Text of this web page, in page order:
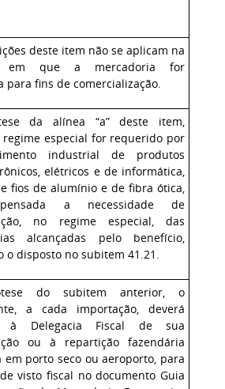
deste item não se aplicam na
em que a mercadoria for
para fins de comercialização.
da alínea “a” deste item,
regime especial for requerido por
industrial de produtos
elétricos e de informática,
fios de alumínio e de fibra ótica,
a necessidade de
no regime especial, das
alcançadas pelo benefício,
o disposto no subitem 41.21.
do subitem anterior, o
a cada importação, deverá
à Delegacia Fiscal de sua
ou à repartição fazendária
em porto seco ou aeroporto, para
visto fiscal no documento Guia